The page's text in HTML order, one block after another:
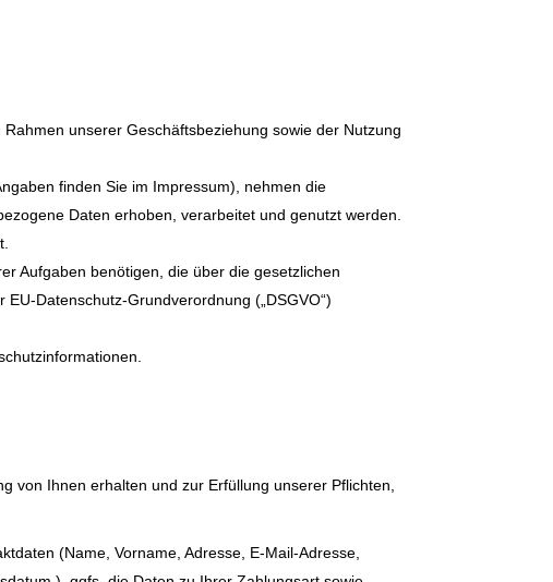
unserer Geschäftsbeziehung sowie der Nutzung
finden Sie im Impressum), nehmen die
Daten erhoben, verarbeitet und genutzt werden.
Aufgaben benötigen, die über die gesetzlichen
Datenschutz-Grundverordnung („DSGVO“)
von Ihnen erhalten und zur Erfüllung unserer Pflichten,
(Name, Vorname, Adresse, E-Mail-Adresse,